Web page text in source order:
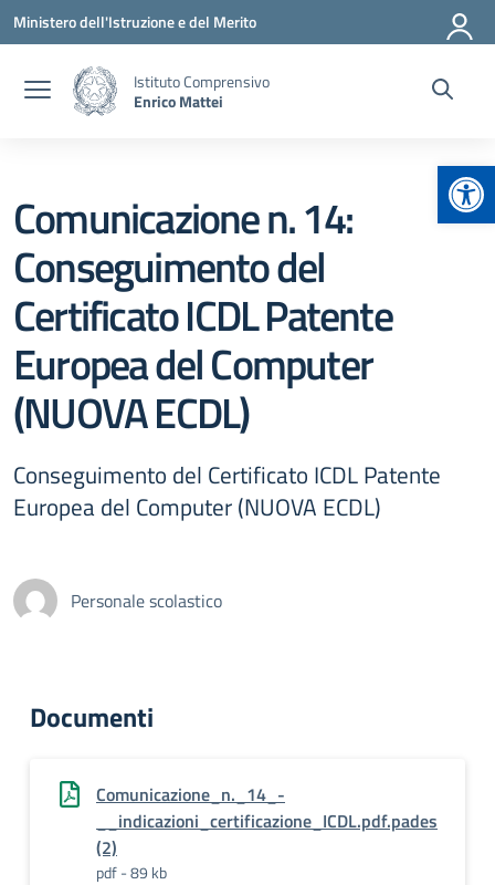
Vai ai contenuti
Vai al menu di navigazione
Vai al footer
Ministero dell'Istruzione e del Merito
Istituto Comprensivo
Enrico Mattei
Comunicazione n. 14:
Conseguimento del
Certificato ICDL Patente
Europea del Computer
(NUOVA ECDL)
Conseguimento del Certificato ICDL Patente
Europea del Computer (NUOVA ECDL)
Personale scolastico
Documenti
Comunicazione_n._14_-
__indicazioni_certificazione_ICDL.pdf.pades
(2)
pdf - 89 kb